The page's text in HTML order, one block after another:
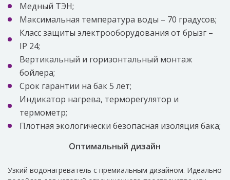
Медный ТЭН;
Максимальная температура воды – 70 градусов;
Класс защиты электрооборудования от брызг –
IP 24;
Вертикальный и горизонтальный монтаж
бойлера;
Срок гарантии на бак 5 лет;
Индикатор нагрева, терморегулятор и
термометр;
Плотная экологически безопасная изоляция бака;
Оптимальный дизайн
Узкий водонагреватель с премиальным дизайном. Идеально